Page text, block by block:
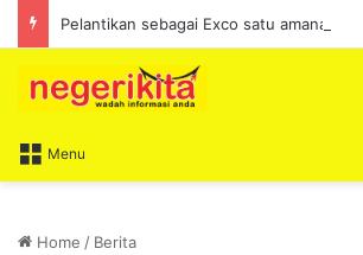
Menu
Home / Berita